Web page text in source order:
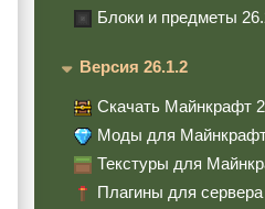
Блоки и предметы
Версия 26.1.2
Скачать Майнкрафт
Моды для
Текстуры для
Плагины для